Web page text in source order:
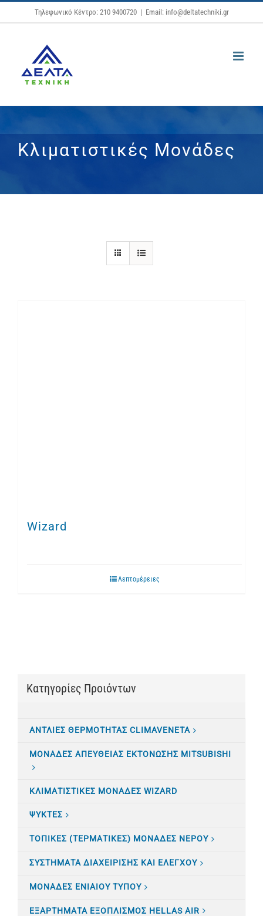
Μετάβαση
στο
Τηλεφωνικό Κέντρο: 210 9400720 | Email: info@deltatechniki.gr
Κλιματιστικές Μονάδες
Wizard
Λεπτομέρειες
Κατηγορίες Προιόντων
ΑΝΤΛΙΕΣ ΘΕΡΜΟΤΗΤΑΣ CLIMAVENETA
ΜΟΝΑΔΕΣ ΑΠΕΥΘΕΙΑΣ ΕΚΤΟΝΩΣΗΣ MITSUBISHI
ΚΛΙΜΑΤΙΣTΙΚΕΣ ΜΟΝΑΔΕΣ WIZARD
ΨΥΚΤΕΣ
ΤΟΠΙΚΕΣ (ΤΕΡΜΑΤΙΚΕΣ) ΜΟΝΑΔΕΣ ΝΕΡΟΥ
ΣΥΣΤΗΜΑΤΑ ΔΙΑΧΕΙΡΙΣΗΣ ΚΑΙ ΕΛΕΓΧΟΥ
ΜΟΝΑΔΕΣ ΕΝΙΑΙΟΥ ΤΥΠΟΥ
ΕΞΑΡΤΗΜΑΤΑ ΕΞΟΠΛΙΣΜΟΣ HELLAS AIR